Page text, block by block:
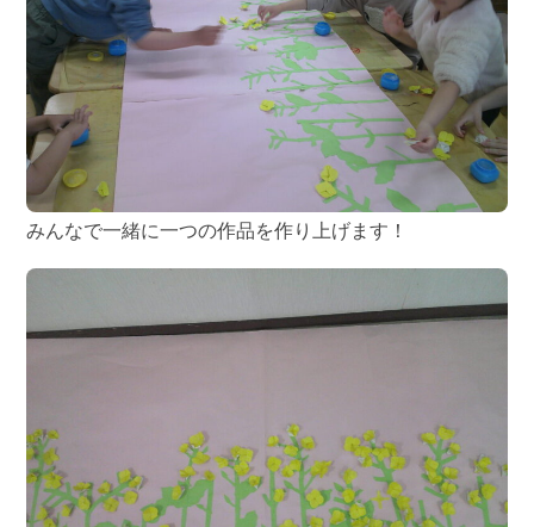
みんなで一緒に一つの作品を作り上げます！